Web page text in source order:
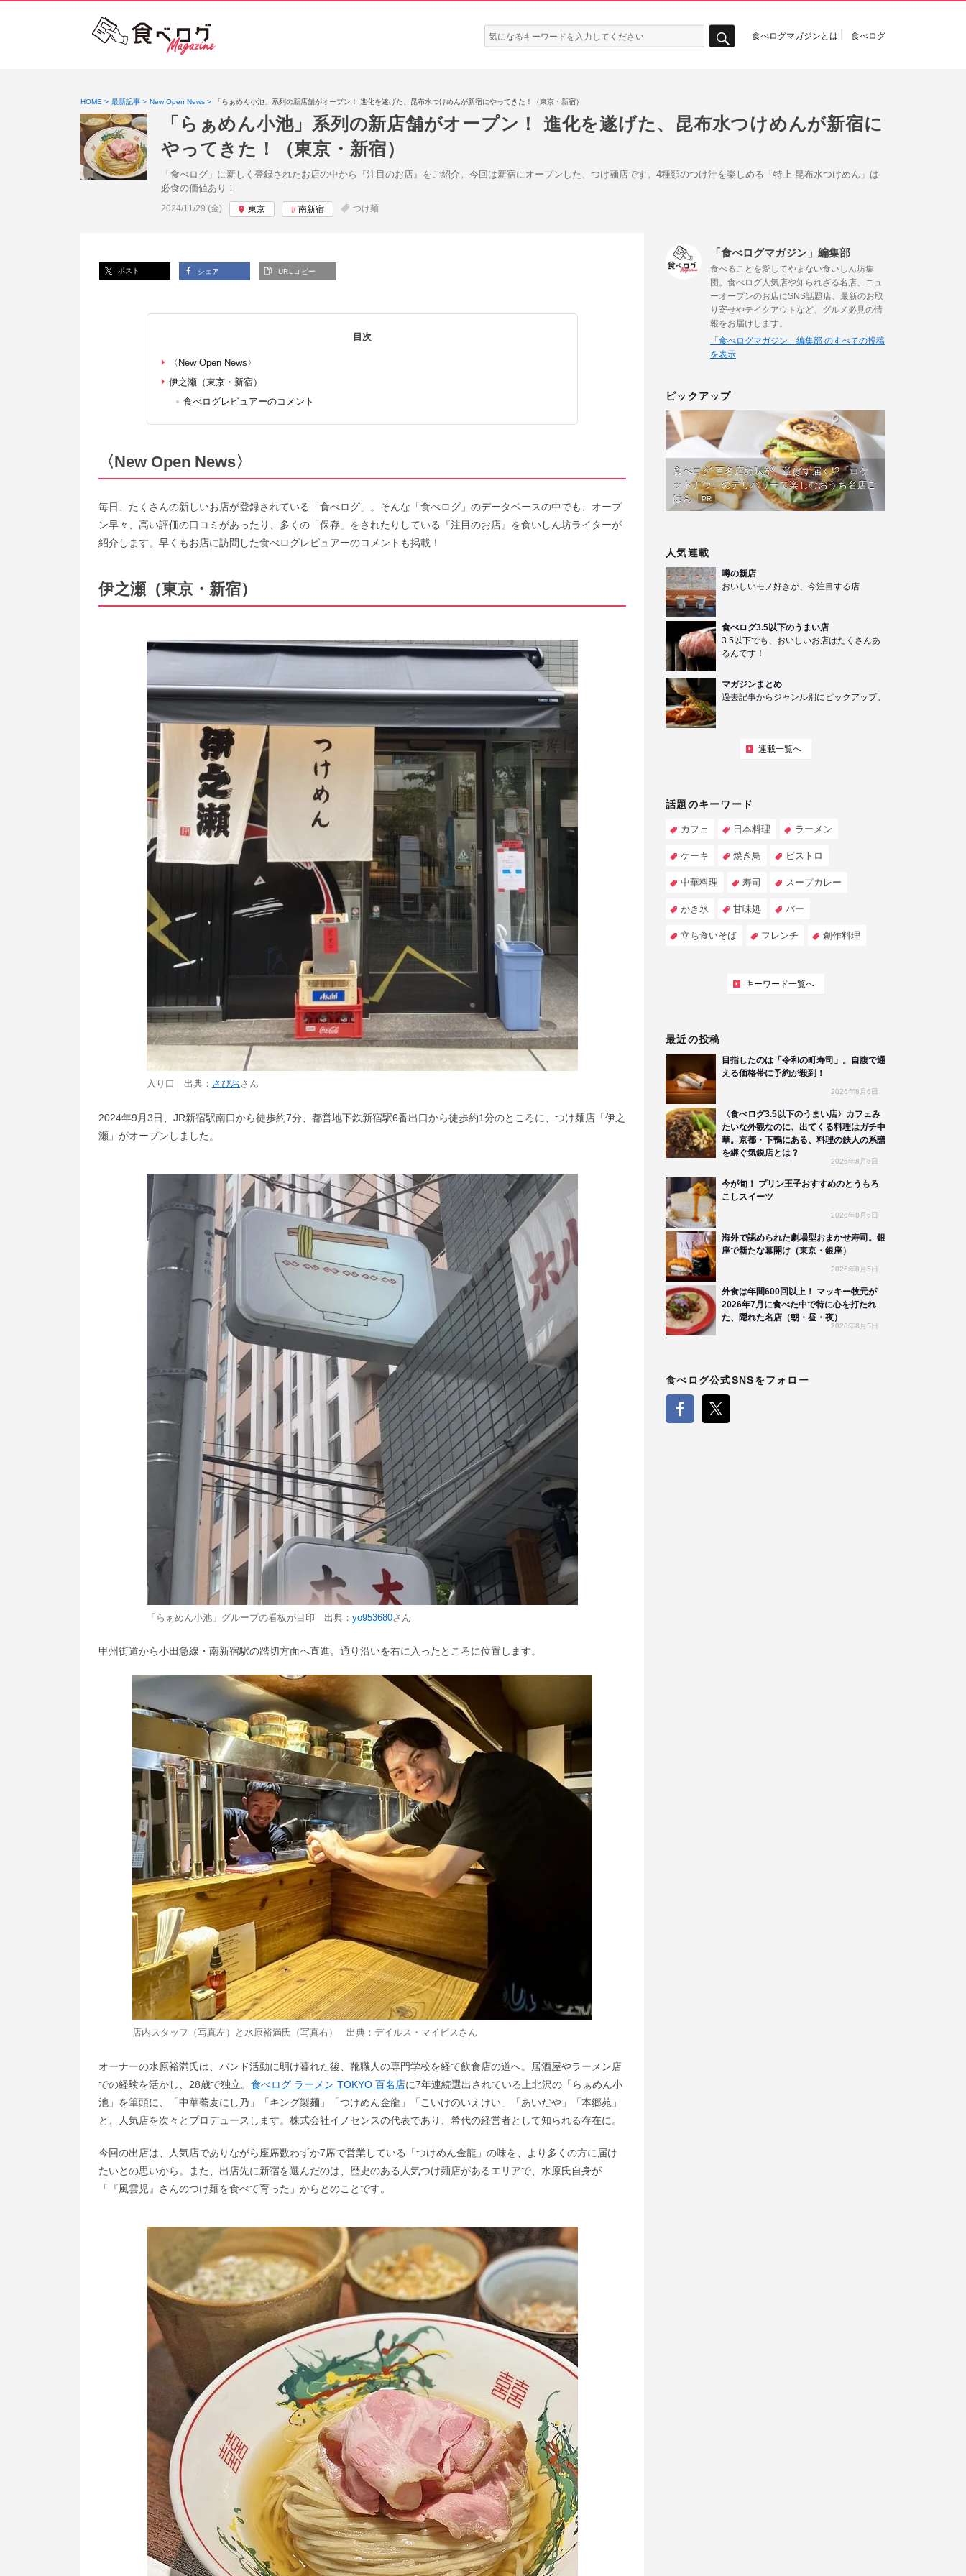
検
索:
食べログマガジンとは 食べログ
HOME 最新記事 New Open News 「らぁめん小池」系列の新店舗がオープン！ 進化を遂げた、昆布水つけめんが新宿にやってきた！（東京・新宿）
「らぁめん小池」系列の新店舗がオープン！ 進化を遂げた、昆布水つけめんが新宿に
やってきた！（東京・新宿）
「食べログ」に新しく登録されたお店の中から『注目のお店』をご紹介。今回は新宿にオープンした、つけ麺店です。4種類のつけ汁を楽しめる「特上 昆布水つけめん」は
必食の価値あり！
投稿日:
2024/11/29 (金) 東京 南新宿 つけ麺
ポスト シェア URLコピー
目次
〈New Open News〉
伊之瀬（東京・新宿）
食べログレビュアーのコメント
〈New Open News〉
毎日、たくさんの新しいお店が登録されている「食べログ」。そんな「食べログ」のデータベースの中でも、オープ
ン早々、高い評価の口コミがあったり、多くの「保存」をされたりしている『注目のお店』を食いしん坊ライターが
紹介します。早くもお店に訪問した食べログレビュアーのコメントも掲載！
伊之瀬（東京・新宿）
入り口 出典： さぴおさん
2024年9月3日、JR新宿駅南口から徒歩約7分、都営地下鉄新宿駅6番出口から徒歩約1分のところに、つけ麺店「伊之
瀬」がオープンしました。
「らぁめん小池」グループの看板が目印 出典： yo953680さん
甲州街道から小田急線・南新宿駅の踏切方面へ直進。通り沿いを右に入ったところに位置します。
店内スタッフ（写真左）と水原裕満氏（写真右） 出典： デイルス・マイビス さん
オーナーの水原裕満氏は、バンド活動に明け暮れた後、靴職人の専門学校を経て飲食店の道へ。居酒屋やラーメン店
での経験を活かし、28歳で独立。 食べログ ラーメン TOKYO 百名店に7年連続選出されている上北沢の「らぁめん小
池」を筆頭に、「中華蕎麦にし乃」「キング製麺」「つけめん金龍」「こいけのいえけい」「あいだや」「本郷苑」
と、人気店を次々とプロデュースします。株式会社イノセンスの代表であり、希代の経営者として知られる存在に。
今回の出店は、人気店でありながら座席数わずか7席で営業している「つけめん金龍」の味を、より多くの方に届け
たいとの思いから。また、出店先に新宿を選んだのは、歴史のある人気つけ麺店があるエリアで、水原氏自身が
「『風雲児』さんのつけ麺を食べて育った」からとのことです。
「食べログマガジン」編集部
食べることを愛してやまない食いしん坊集
団。食べログ人気店や知られざる名店、ニュ
ーオープンのお店にSNS話題店、最新のお取
り寄せやテイクアウトなど、グルメ必見の情
報をお届けします。
「食べログマガジン」編集部 のすべての投稿
を表示
ピックアップ
食べログ 百名店の味が、並ばず届く!?「ロケ
ットナウ」のデリバリーで楽しむおうち名店ご
はん
PR
人気連載
噂の新店
おいしいモノ好きが、今注目する店
食べログ3.5以下のうまい店
3.5以下でも、おいしいお店はたくさんあ
るんです！
マガジンまとめ
過去記事からジャンル別にピックアップ。
連載一覧へ
話題のキーワード
カフェ 日本料理 ラーメン
ケーキ 焼き鳥 ビストロ
中華料理 寿司 スープカレー
かき氷 甘味処 バー
立ち食いそば フレンチ 創作料理
キーワード一覧へ
最近の投稿
目指したのは「令和の町寿司」。自腹で通
える価格帯に予約が殺到！
2026年8月6日
〈食べログ3.5以下のうまい店〉カフェみ
たいな外観なのに、出てくる料理はガチ中
華。京都・下鴨にある、料理の鉄人の系譜
を継ぐ気鋭店とは？
2026年8月6日
今が旬！ プリン王子おすすめのとうもろ
こしスイーツ
2026年8月6日
海外で認められた劇場型おまかせ寿司。銀
座で新たな幕開け（東京・銀座）
2026年8月5日
外食は年間600回以上！ マッキー牧元が
2026年7月に食べた中で特に心を打たれ
た、隠れた名店（朝・昼・夜）
2026年8月5日
食べログ公式SNSをフォロー